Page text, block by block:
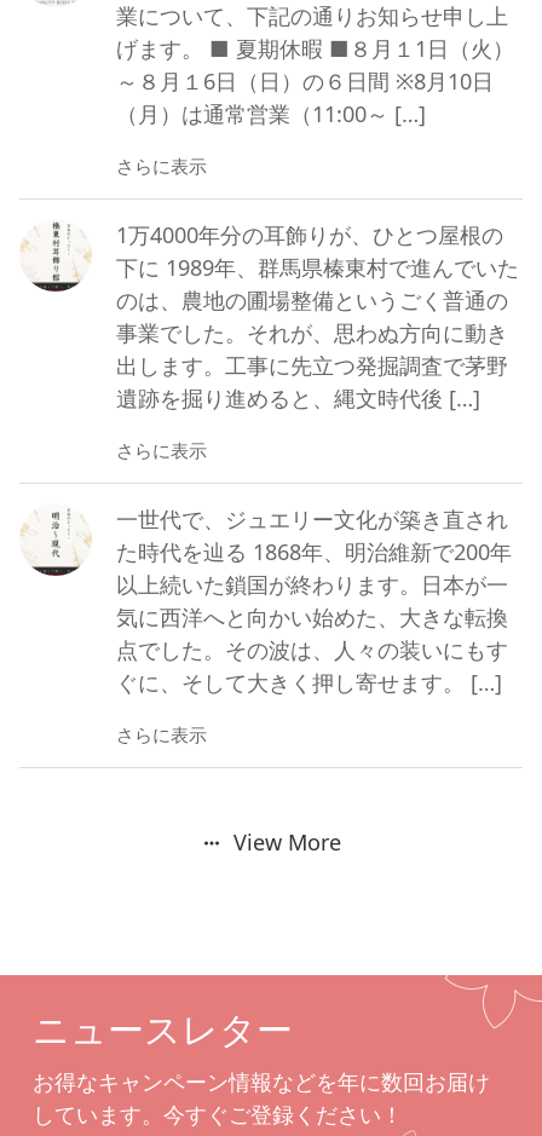
業について、下記の通りお知らせ申し上
げます。 ■ 夏期休暇 ■８月１1日（火）
～８月１6日（日）の６日間 ※8月10日
（月）は通常営業（11:00～ […]
さらに表示
1万4000年分の耳飾りが、ひとつ屋根の
下に 1989年、群馬県榛東村で進んでいた
のは、農地の圃場整備というごく普通の
事業でした。それが、思わぬ方向に動き
出します。工事に先立つ発掘調査で茅野
遺跡を掘り進めると、縄文時代後 […]
さらに表示
一世代で、ジュエリー文化が築き直され
た時代を辿る 1868年、明治維新で200年
以上続いた鎖国が終わります。日本が一
気に西洋へと向かい始めた、大きな転換
点でした。その波は、人々の装いにもす
ぐに、そして大きく押し寄せます。 […]
さらに表示
View More
ニュースレター
お得なキャンペーン情報などを年に数回お届け
しています。今すぐご登録ください！